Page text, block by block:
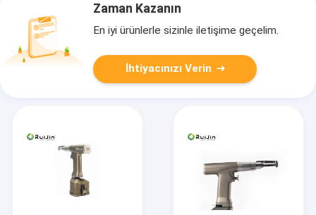
Zaman Kazanın
En iyi ürünlerle sizinle iletişime geçelim.
İhtiyacınızı Verin